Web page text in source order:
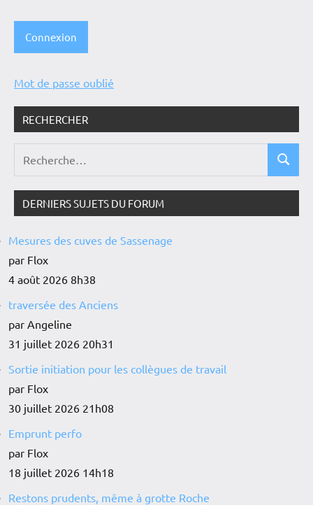
Mot de passe oublié
RECHERCHER
DERNIERS SUJETS DU FORUM
Mesures des cuves de Sassenage
par Flox
4 août 2026 8h38
traversée des Anciens
par Angeline
31 juillet 2026 20h31
Sortie initiation pour les collègues de travail
par Flox
30 juillet 2026 21h08
Emprunt perfo
par Flox
18 juillet 2026 14h18
Restons prudents, même à grotte Roche